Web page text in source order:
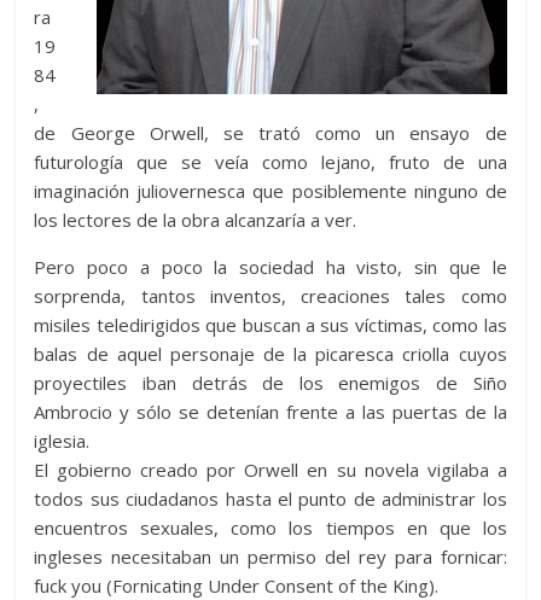
ra
19
84
,
de George Orwell, se trató como un ensayo de
futurología que se veía como lejano, fruto de una
imaginación juliovernesca que posiblemente ninguno de
los lectores de la obra alcanzaría a ver.
Pero poco a poco la sociedad ha visto, sin que le
sorprenda, tantos inventos, creaciones tales como
misiles teledirigidos que buscan a sus víctimas, como las
balas de aquel personaje de la picaresca criolla cuyos
proyectiles iban detrás de los enemigos de Siño
Ambrocio y sólo se detenían frente a las puertas de la
iglesia.
El gobierno creado por Orwell en su novela vigilaba a
todos sus ciudadanos hasta el punto de administrar los
encuentros sexuales, como los tiempos en que los
ingleses necesitaban un permiso del rey para fornicar:
fuck you (Fornicating Under Consent of the King).